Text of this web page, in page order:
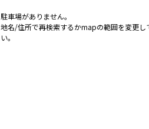
駐車場がありません。
地名/住所で再検索するかmapの範囲を変更し
い。